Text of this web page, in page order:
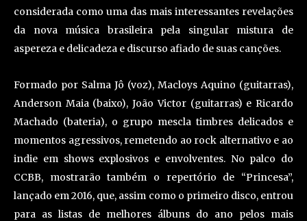
considerada como uma das mais interessantes revelações
da nova música brasileira pela singular mistura de
aspereza e delicadeza e discurso afiado de suas canções.
Formado por Salma Jô (voz), Macloys Aquino (guitarras),
Anderson Maia (baixo), João Victor (guitarras) e Ricardo
Machado (bateria), o grupo mescla timbres delicados e
momentos agressivos, remetendo ao rock alternativo e ao
indie em shows explosivos e envolventes. No palco do
CCBB, mostrarão também o repertório de “Princesa”,
lançado em 2016, que, assim como o primeiro disco, entrou
para as listas de melhores álbuns do ano pelos mais